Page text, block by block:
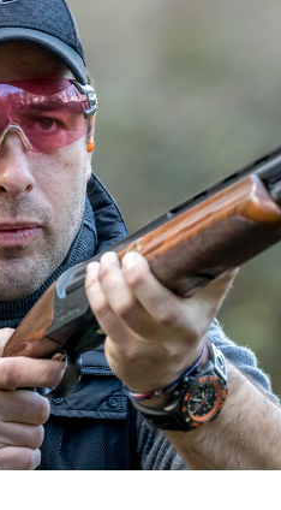
pratiques
& après-chasse
de chasse